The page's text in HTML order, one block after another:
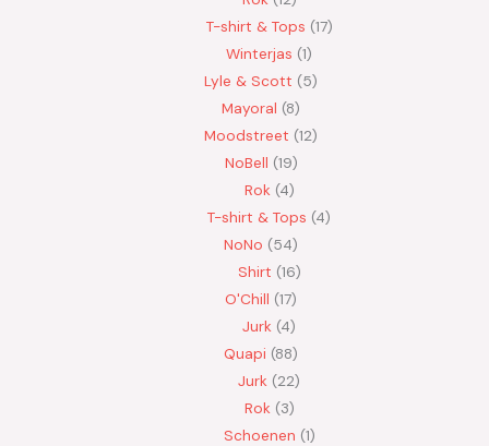
T-shirt & Tops 17
Winterjas 1
Lyle & Scott
5
Mayoral 8
Moodstreet 12
NoBell 19
Rok 4
T-shirt & Tops 4
NoNo
54
Shirt 16
O'Chill 17
Jurk 4
Quapi 88
Jurk 22
Rok 3
Schoenen 1